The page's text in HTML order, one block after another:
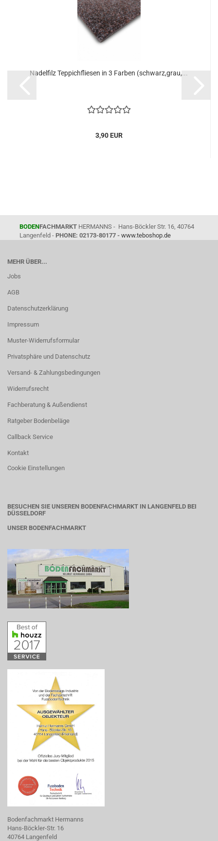
Nadelfilz Teppichfliesen in 3 Farben (schwarz,grau,...
3,90 EUR
BODENFACHMARKT HERMANNS - Hans-Böckler Str. 16, 40764
Langenfeld - PHONE: 02173-80177 - www.teboshop.de
MEHR ÜBER...
Jobs
AGB
Datenschutzerklärung
Impressum
Muster-Widerrufsformular
Privatsphäre und Datenschutz
Versand- & Zahlungsbedingungen
Widerrufsrecht
Fachberatung & Außendienst
Ratgeber Bodenbeläge
Callback Service
Kontakt
Cookie Einstellungen
BESUCHEN SIE UNSEREN BODENFACHMARKT IN LANGENFELD BEI
DÜSSELDORF
UNSER BODENFACHMARKT
Bodenfachmarkt Hermanns
Hans-Böckler-Str. 16
40764 Langenfeld